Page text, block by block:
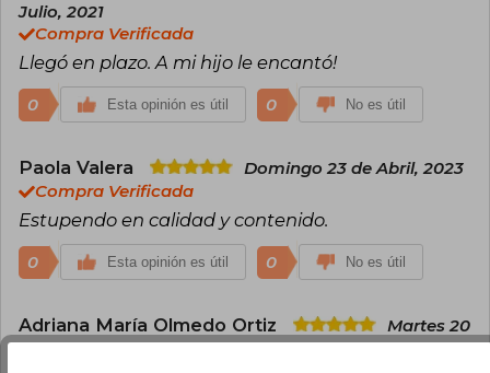
Julio, 2021
Compra Verificada
Llegó en plazo. A mi hijo le encantó!
0 Esta opinión es útil 0 No es útil
Paola Valera
Domingo 23 de Abril, 2023
Compra Verificada
Estupendo en calidad y contenido.
0 Esta opinión es útil 0 No es útil
Adriana María Olmedo Ortiz
Martes 20
de Mayo, 2025